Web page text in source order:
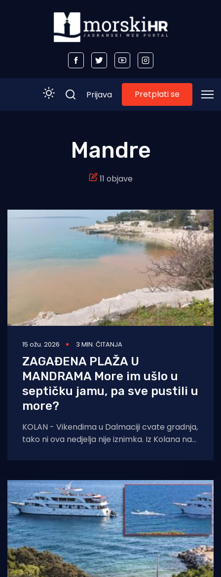
Otoci
Pomorstvo
Tradicija i kultura
Prijava Pretplati se
Mandre
11 objave
15 ožu. 2026 3 MIN. ČITANJA
ZAGAĐENA PLAŽA U
MANDRAMA More im ušlo u
septičku jamu, pa sve pustili u
more?
KOLAN - Vikendima u Dalmaciji cvate gradnja,
tako ni ova nedjelja nije iznimka. Iz Kolana na